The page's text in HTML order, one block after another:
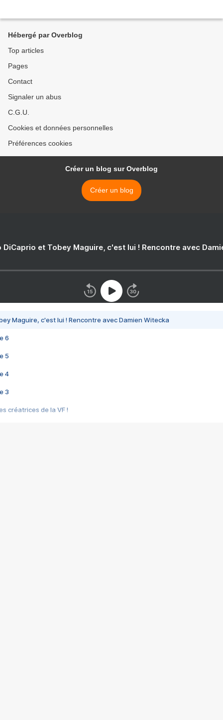
Hébergé par Overblog
Top articles
Pages
Contact
Signaler un abus
C.G.U.
Cookies et données personnelles
Préférences cookies
Créer un blog sur Overblog
Créer un blog
DiCaprio et Tobey Maguire, c'est lui ! Rencontre avec
Maguire, c'est lui ! Rencontre avec Damien Witecka
6
5
4
3
créatrices de la VF !